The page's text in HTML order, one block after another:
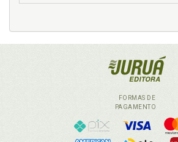
FORMAS DE
PAGAMENTO